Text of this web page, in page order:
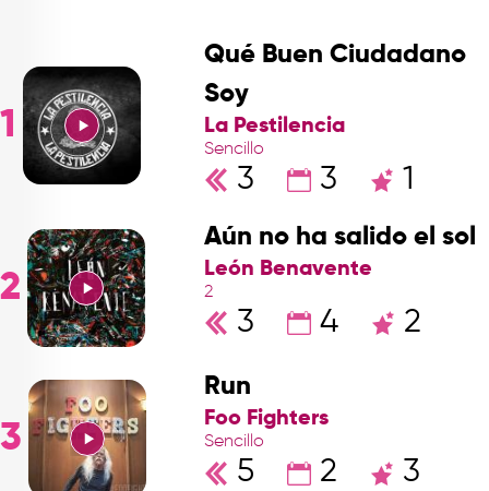
1
Qué Buen Ciudadano
Soy
La Pestilencia
Sencillo
3 3 1
2
Aún no ha salido el sol
León Benavente
2
3 4 2
3
Run
Foo Fighters
Sencillo
5 2 3